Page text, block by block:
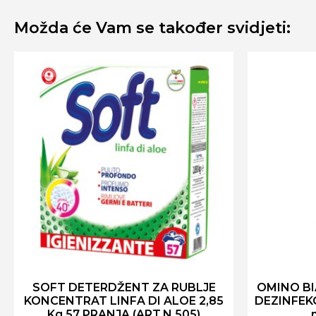
Možda će Vam se također svidjeti:
SOFT DETERDŽENT ZA RUBLJE
KONCENTRAT LINFA DI ALOE 2,85
OMINO